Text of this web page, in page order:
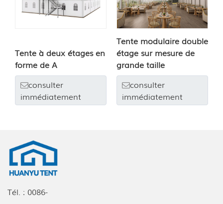
Tente à deux étages en
forme de A
consulter
immédiatement
Tente modulaire double
étage sur mesure de
grande taille
consulter
immédiatement
Tél. : 0086-